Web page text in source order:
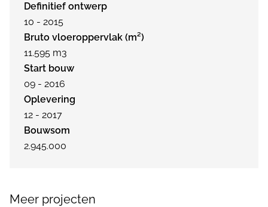
Definitief ontwerp
10 - 2015
Bruto vloeroppervlak (m²)
11.595 m3
Start bouw
09 - 2016
Oplevering
12 - 2017
Bouwsom
2.945.000
Meer projecten